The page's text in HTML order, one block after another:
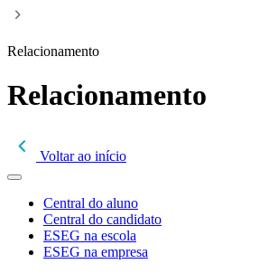
Relacionamento
Relacionamento
Voltar ao início
Central do aluno
Central do candidato
ESEG na escola
ESEG na empresa